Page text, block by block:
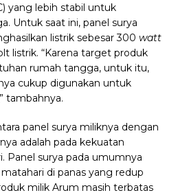
yang lebih stabil untuk
Untuk saat ini, panel surya
listrik sebesar 300 watt
listrik. “Karena target produk
rumah tangga, untuk itu,
cukup digunakan untuk
tambahnya.
panel surya miliknya dengan
adalah pada kekuatan
Panel surya pada umumnya
di panas yang redup
milik Arum masih terbatas